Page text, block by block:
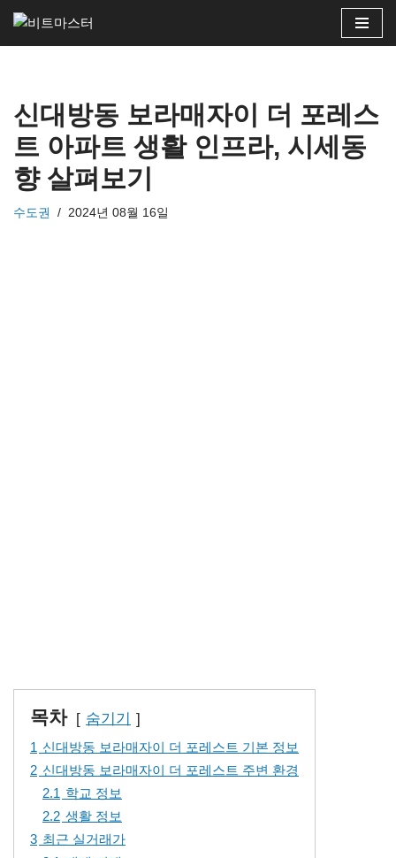
콘
로
건
너
뛰
기
신대방동 보라매자이 더 포레스
트 아파트 생활 인프라, 시세동
향 살펴보기
수도권 2024년 08월 16일
목차 숨기기
1 신대방동 보라매자이 더 포레스트 기본 정보
2 신대방동 보라매자이 더 포레스트 주변 환경
2.1 학교 정보
2.2 생활 정보
3 최근 실거래가